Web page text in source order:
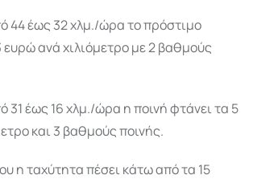
44 έως 32 χλμ./ώρα το πρόστιμο
ευρώ ανά χιλιόμετρο με 2 βαθμούς
31 έως 16 χλμ./ώρα η ποινή φτάνει τα 5
και 3 βαθμούς ποινής.
η ταχύτητα πέσει κάτω από τα 15